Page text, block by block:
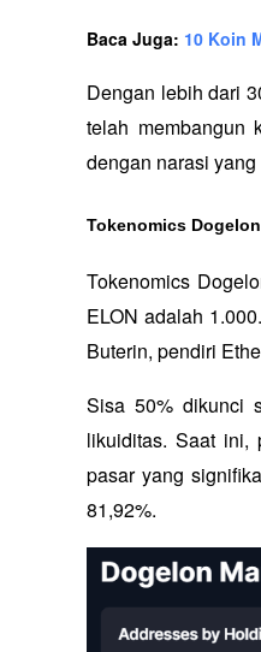
Baca Juga: 10 Koin
Dengan lebih dari
telah membangun
dengan narasi
Tokenomics
Tokenomics
ELON adalah
Buterin, pendiri
Sisa 50% dikunci
likuiditas. Saat ini,
pasar yang
81,92%.